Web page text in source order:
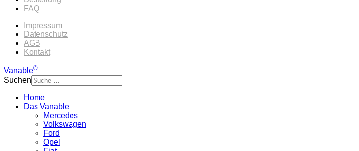
FAQ
Impressum
Datenschutz
AGB
Kontakt
Vanable®
Suchen
Home
Das Vanable
Mercedes
Volkswagen
Ford
Opel